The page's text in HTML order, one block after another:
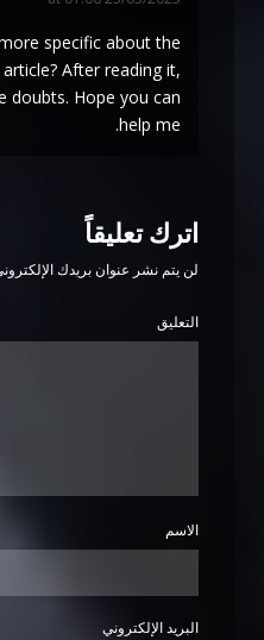
specific about the
After reading it,
doubts. Hope you can
help me.
اترك تعليقاً
لن يتم نشر عنوان بريدك
التعليق
الاسم
البريد الإلكتروني